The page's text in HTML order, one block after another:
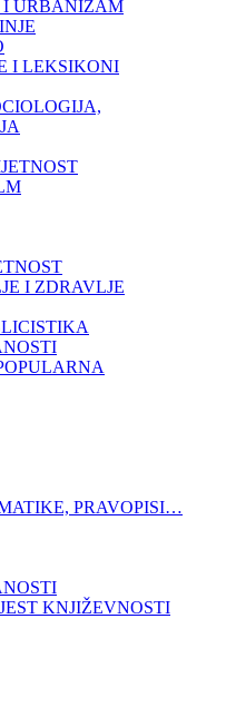
URBANIZAM
I LEKSIKONI
I ZDRAVLJE
PRAVOPISI…
KNJIŽEVNOSTI